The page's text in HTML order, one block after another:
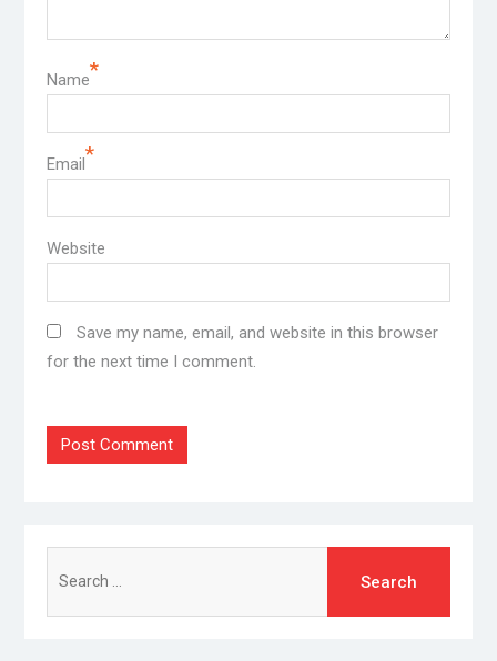
Name*
Email*
Website
Save my name, email, and website in this browser
for the next time I comment.
for: